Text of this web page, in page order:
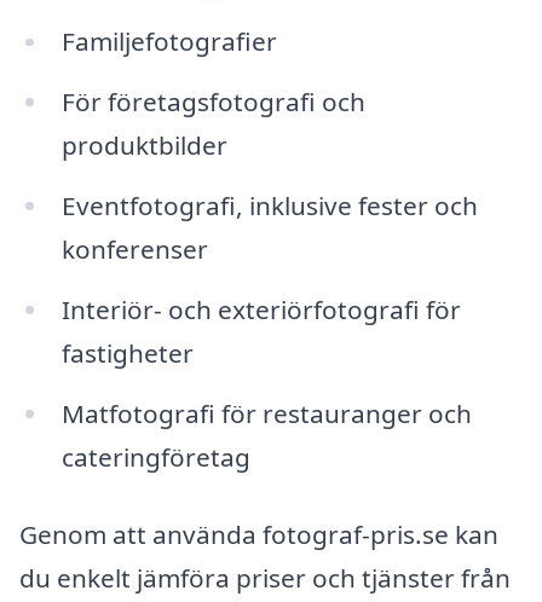
Familjefotografier
För företagsfotografi och
produktbilder
Eventfotografi, inklusive fester och
konferenser
Interiör- och exteriörfotografi för
fastigheter
Matfotografi för restauranger och
cateringföretag
Genom att använda fotograf-pris.se kan
du enkelt jämföra priser och tjänster från